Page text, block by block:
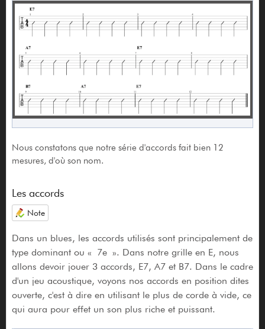
Nous constatons que notre série d'accords fait bien 12
mesures, d'où son nom.
Les accords
Note
Dans un blues, les accords utilisés sont principalement de
type dominant ou « 7e ». Dans notre grille en E, nous
allons devoir jouer 3 accords, E7, A7 et B7. Dans le cadre
d'un jeu acoustique, voyons nos accords en position dites
ouverte, c'est à dire en utilisant le plus de corde à vide, ce
qui aura pour effet un son plus riche et puissant.